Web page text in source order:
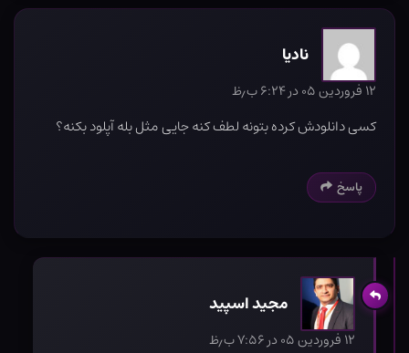
نادیا
۱۲ فروردین ۰۵ در ۶:۲۴ ب٫ظ
کسی دانلودش کرده بتونه لطف کنه جایی مثل بله آپلود بکنه؟
پاسخ
مجید اسپید
۱۲ فروردین ۰۵ در ۷:۵۶ ب٫ظ